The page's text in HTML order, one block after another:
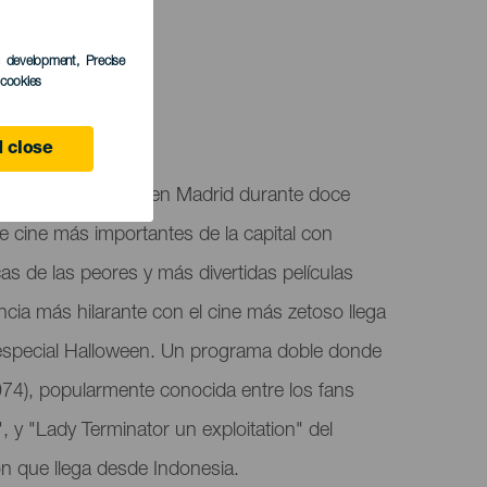
development, Precise
close
festival CutreCon en Madrid durante doce
cine más importantes de la capital con
de las peores y más divertidas películas
más hilarante con el cine más zetoso llega
Halloween. Un programa doble donde
popularmente conocida entre los fans
y "Lady Terminator un exploitation" del
que llega desde Indonesia.